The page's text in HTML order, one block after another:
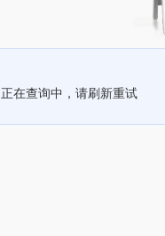
正在查询中，请刷新重试